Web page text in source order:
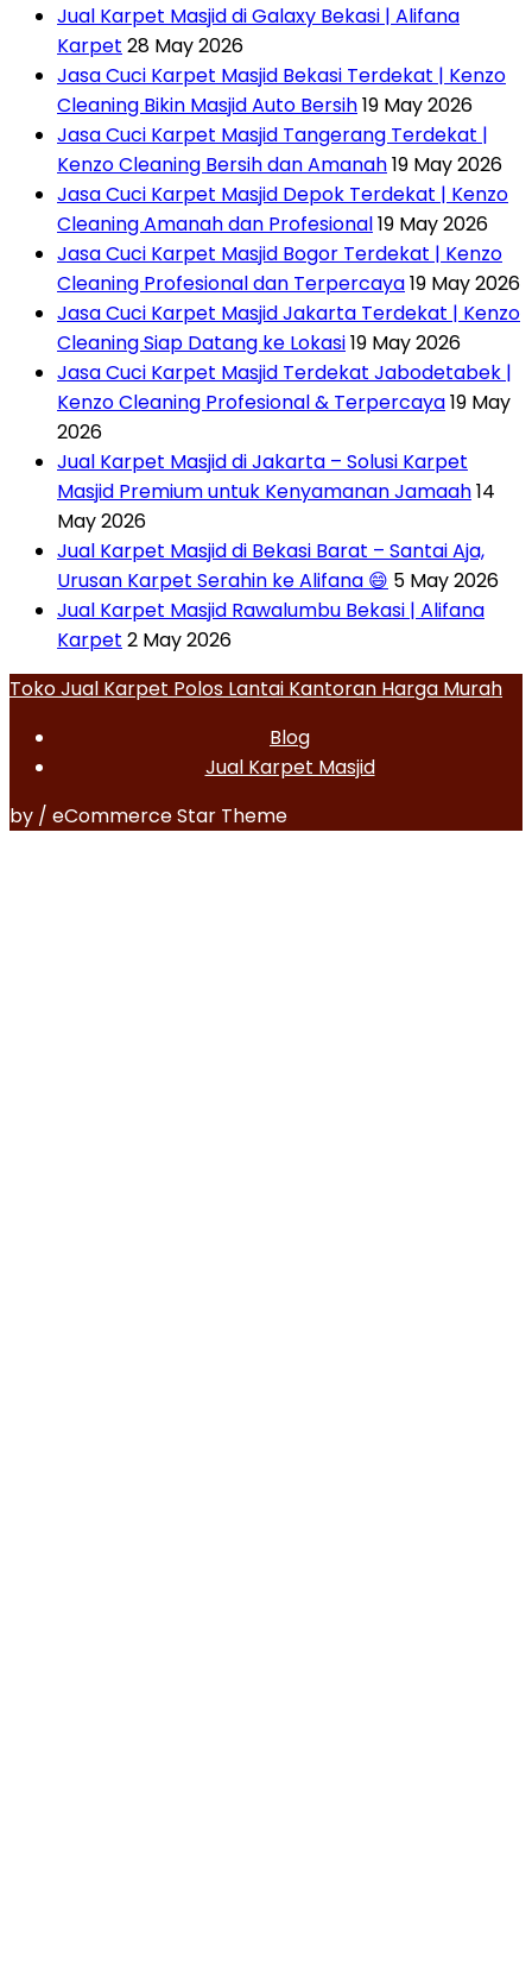
Jual Karpet Masjid di Galaxy Bekasi | Alifana
Karpet 28 May 2026
Jasa Cuci Karpet Masjid Bekasi Terdekat | Kenzo
Cleaning Bikin Masjid Auto Bersih19 May 2026
Jasa Cuci Karpet Masjid Tangerang Terdekat |
Kenzo Cleaning Bersih dan Amanah19 May 2026
Jasa Cuci Karpet Masjid Depok Terdekat | Kenzo
Cleaning Amanah dan Profesional19 May 2026
Jasa Cuci Karpet Masjid Bogor Terdekat | Kenzo
Cleaning Profesional dan Terpercaya19 May 2026
Jasa Cuci Karpet Masjid Jakarta Terdekat | Kenzo
Cleaning Siap Datang ke Lokasi19 May 2026
Jasa Cuci Karpet Masjid Terdekat Jabodetabek |
Kenzo Cleaning Profesional & Terpercaya19 May
2026
Jual Karpet Masjid di Jakarta – Solusi Karpet
Masjid Premium untuk Kenyamanan Jamaah14
May 2026
Jual Karpet Masjid di Bekasi Barat – Santai Aja,
Urusan Karpet Serahin ke Alifana 😄 5 May 2026
Jual Karpet Masjid Rawalumbu Bekasi | Alifana
Karpet 2 May 2026
Toko Jual Karpet Polos Lantai Kantoran Harga Murah
Blog
Jual Karpet Masjid
by / eCommerce Star Theme